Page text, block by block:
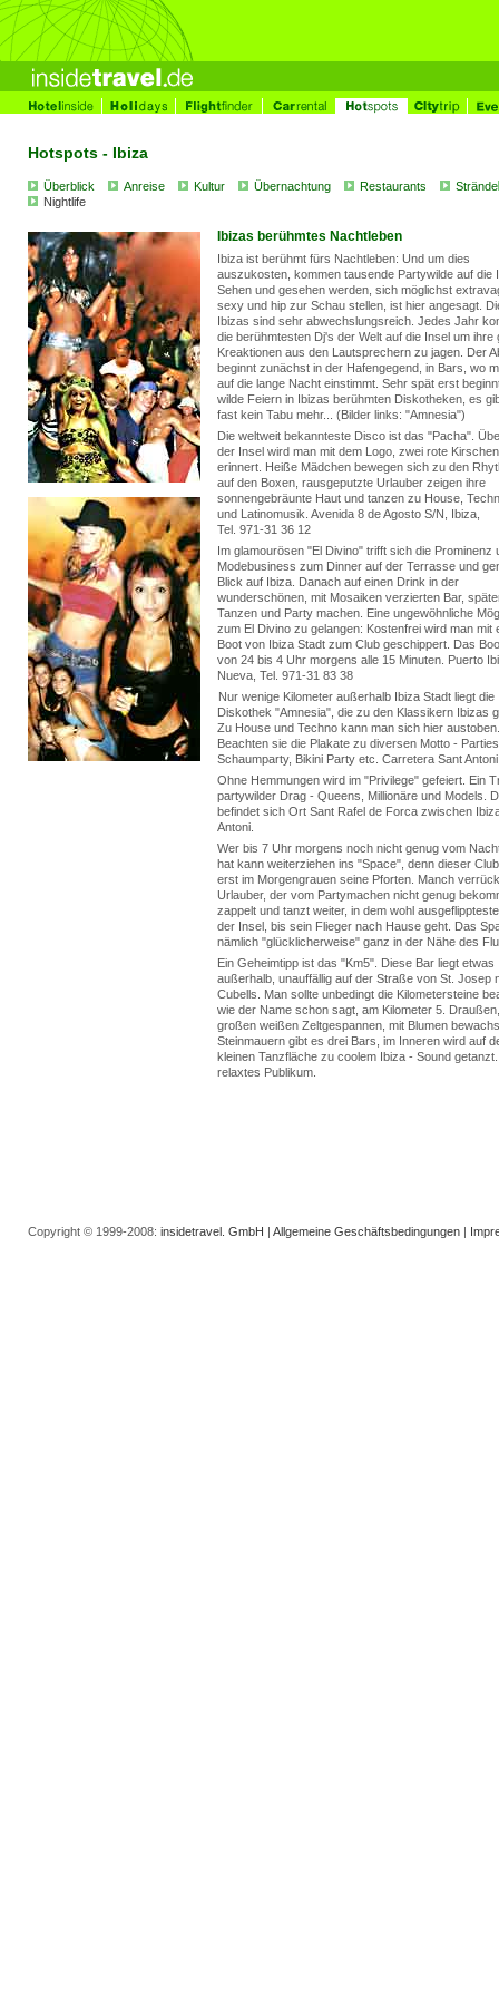
Hotspots - Ibiza
Überblick Anreise Kultur Übernachtung Restaurants
Strände
Nightlife
Ibizas berühmtes Nachtleben
Ibiza ist berühmt fürs Nachtleben: Und um dies
auszukosten, kommen tausende Partywilde auf die
Sehen und gesehen werden, sich möglichst
sexy und hip zur Schau stellen, ist hier angesagt.
Ibizas sind sehr abwechslungsreich. Jedes Jahr
die berühmtesten Dj's der Welt auf die Insel um ihre
Kreaktionen aus den Lautsprechern zu jagen. Der
beginnt zunächst in der Hafengegend, in Bars, wo
auf die lange Nacht einstimmt. Sehr spät erst
wilde Feiern in Ibizas berühmten Diskotheken, es
fast kein Tabu mehr... (Bilder links: "Amnesia")
Die weltweit bekannteste Disco ist das "Pacha".
der Insel wird man mit dem Logo, zwei rote
erinnert. Heiße Mädchen bewegen sich zu den
auf den Boxen, rausgeputzte Urlauber zeigen ihre
sonnengebräunte Haut und tanzen zu House,
und Latinomusik. Avenida 8 de Agosto S/N, Ibiza,
Tel. 971-31 36 12
Im glamourösen "El Divino" trifft sich die Prominenz
Modebusiness zum Dinner auf der Terrasse und
Blick auf Ibiza. Danach auf einen Drink in der
wunderschönen, mit Mosaiken verzierten Bar,
Tanzen und Party machen. Eine ungewöhnliche
zum El Divino zu gelangen: Kostenfrei wird man mit
Boot von Ibiza Stadt zum Club geschippert. Das
von 24 bis 4 Uhr morgens alle 15 Minuten. Puerto
Nueva, Tel. 971-31 83 38
Nur wenige Kilometer außerhalb Ibiza Stadt liegt die
Diskothek "Amnesia", die zu den Klassikern Ibizas
Zu House und Techno kann man sich hier austoben.
Beachten sie die Plakate zu diversen Motto -
Schaumparty, Bikini Party etc. Carretera Sant
Ohne Hemmungen wird im "Privilege" gefeiert. Ein
partywilder Drag - Queens, Millionäre und Models.
befindet sich Ort Sant Rafel de Forca zwischen
Antoni.
Wer bis 7 Uhr morgens noch nicht genug vom
hat kann weiterziehen ins "Space", denn dieser
erst im Morgengrauen seine Pforten. Manch
Urlauber, der vom Partymachen nicht genug
zappelt und tanzt weiter, in dem wohl
der Insel, bis sein Flieger nach Hause geht. Das
nämlich "glücklicherweise" ganz in der Nähe des
Ein Geheimtipp ist das "Km5". Diese Bar liegt etwas
außerhalb, unauffällig auf der Straße von St. Josep
Cubells. Man sollte unbedingt die Kilometersteine
wie der Name schon sagt, am Kilometer 5.
großen weißen Zeltgespannen, mit Blumen
Steinmauern gibt es drei Bars, im Inneren wird auf
kleinen Tanzfläche zu coolem Ibiza - Sound
relaxtes Publikum.
Copyright © 1999-2008: insidetravel. GmbH | Allgemeine Geschäftsbedingungen |